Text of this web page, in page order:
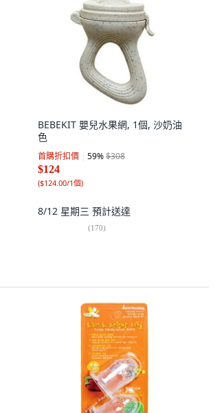
BEBEKIT 嬰兒水果網, 1個, 沙奶油
色
首購折扣價 59%$308
$124
($124.00/1個)
8/12 星期三 預計送達
(170)